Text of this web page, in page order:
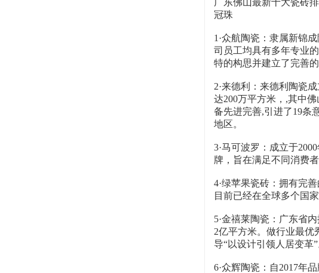
广东佛山最新十大瓷砖
冠珠
1·众航陶瓷：隶属新锦
司员工均具有多年专业
特的构思并建立了完善
2·来德利：来德利陶瓷
达200万平方米，,其中
备先进完善,引进了19条
地区。
3·马可波罗：成立于
牌，旨在满足不同消费
4·绿苹果瓷砖：拥有完
目前已经在全球多个国
5·金禧莱陶瓷：广东省
2亿平方米。做行业最优
导“以设计引领人居变革”
6·众辉陶瓷：自2017年